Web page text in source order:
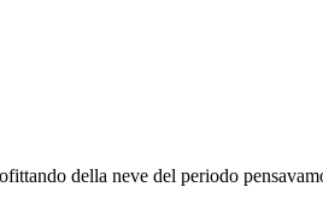
della neve del periodo